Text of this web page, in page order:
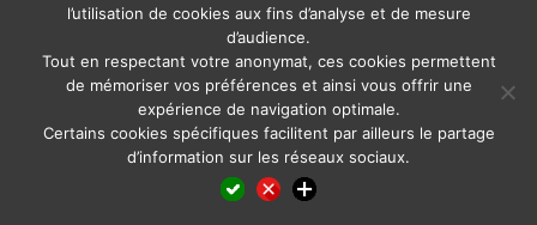
LinkedIn
X WhatsAppPinterest
l’utilisation de cookies aux fins d’analyse et de mesure
d’audience.
Tout en respectant votre anonymat, ces cookies permettent
de mémoriser vos préférences et ainsi vous offrir une
expérience de navigation optimale.
Certains cookies spécifiques facilitent par ailleurs le partage
d’information sur les réseaux sociaux.